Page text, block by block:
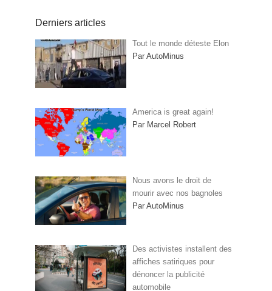
Derniers articles
Tout le monde déteste Elon
Par AutoMinus
America is great again!
Par Marcel Robert
Nous avons le droit de
mourir avec nos bagnoles
Par AutoMinus
Des activistes installent des
affiches satiriques pour
dénoncer la publicité
automobile